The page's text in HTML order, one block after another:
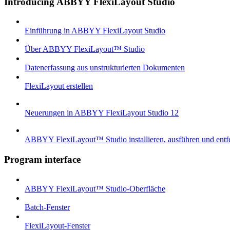
Einführung in ABBYY FlexiLayout Studio
Über ABBYY FlexiLayout™ Studio
Datenerfassung aus unstrukturierten Dokumenten
FlexiLayout erstellen
Neuerungen in ABBYY FlexiLayout Studio 12
ABBYY FlexiLayout™ Studio installieren, ausführen und
Program interface
ABBYY FlexiLayout™ Studio-Oberfläche
Batch-Fenster
FlexiLayout-Fenster